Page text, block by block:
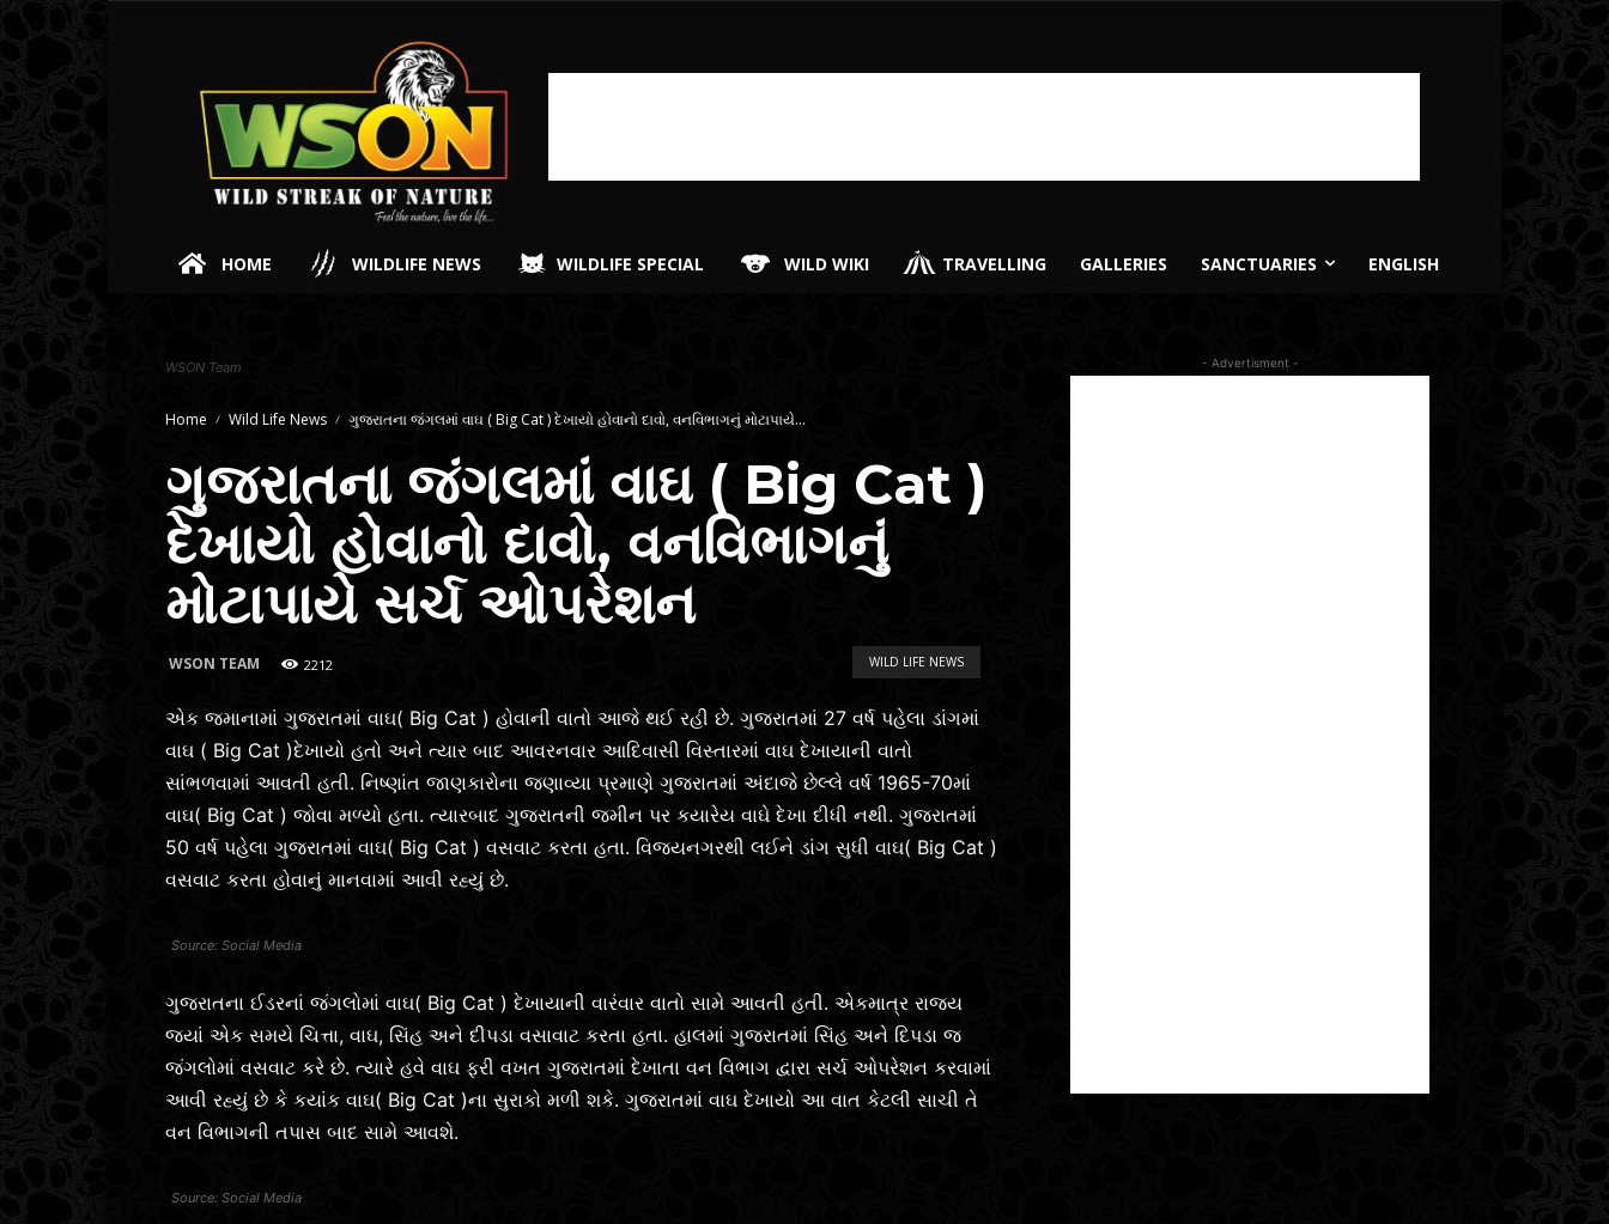
HOME WILDLIFE NEWS WILDLIFE SPECIAL WILD WIKI TRAVELLING GALLERIES SANCTUARIES ENGLISH
WSON Team
Home Wild Life News ગુજરાતના જંગલમાં વાઘ ( Big Cat ) દેખાયો હોવાનો દાવો, વનવિભાગનું મોટાપાયે...
ગુજરાતના જંગલમાં વાઘ ( Big Cat )
દેખાયો હોવાનો દાવો, વનવિભાગનું
મોટાપાયે સર્ચ ઓપરેશન
WSON TEAM 2212 WILD LIFE NEWS
એક જમાનામાં ગુજરાતમાં વાઘ( Big Cat ) હોવાની વાતો આજે થઈ રહી છે. ગુજરાતમાં 27 વર્ષ પહેલા ડાંગમાં
વાઘ ( Big Cat )દેખાયો હતો અને ત્યાર બાદ આવરનવાર આદિવાસી વિસ્તારમાં વાઘ દેખાયાની વાતો
સાંભળવામાં આવતી હતી. નિષ્ણાંત જાણકારોના જણાવ્યા પ્રમાણે ગુજરાતમાં અંદાજે છેલ્લે વર્ષ 1965-70માં
વાઘ( Big Cat ) જોવા મળ્યો હતા. ત્યારબાદ ગુજરાતની જમીન પર કયારેય વાઘે દેખા દીધી નથી. ગુજરાતમાં
50 વર્ષ પહેલા ગુજરાતમાં વાઘ( Big Cat ) વસવાટ કરતા હતા. વિજયનગરથી લઈને ડાંગ સુધી વાઘ( Big Cat )
વસવાટ કરતા હોવાનું માનવામાં આવી રહ્યું છે.
Social Media
ગુજરાતના ઈડરનાં જંગલોમાં વાઘ( Big Cat ) દેખાયાની વારંવાર વાતો સામે આવતી હતી. એકમાત્ર રાજ્ય
જ્યાં એક સમયે ચિત્તા, વાઘ, સિંહ અને દીપડા વસાવાટ કરતા હતા. હાલમાં ગુજરાતમાં સિંહ અને દિપડા જ
જંગલોમાં વસવાટ કરે છે. ત્યારે હવે વાઘ ફરી વખત ગુજરાતમાં દેખાતા વન વિભાગ દ્વારા સર્ચ ઓપરેશન કરવામાં
આવી રહ્યું છે કે કયાંક વાઘ( Big Cat )ના સુરાકો મળી શકે. ગુજરાતમાં વાઘ દેખાયો આ વાત કેટલી સાચી તે
વન વિભાગની તપાસ બાદ સામે આવશે.
Social Media
- Advertisment -